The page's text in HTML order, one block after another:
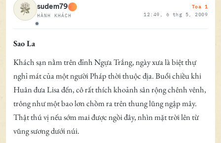
Ngoại tuyến
sudem79
HÀNH KHÁCH
Toa 1
12:49, 6 thg 5, 2009
Sao La
Khách sạn nằm trên đỉnh Ngựa Trắng, ngày xưa là biệt thự
nghỉ mát của một người Pháp thời thuộc địa. Buổi chiều khi
Huân đưa Lisa đến, cô rất thích khoảnh sân rộng chênh vênh,
trông như một bao lơn chồm ra trên thung lũng ngập mây.
Thật thú vị nếu sớm mai được ngồi đây, nhìn mặt trời lên từ
vũng sương dưới núi.